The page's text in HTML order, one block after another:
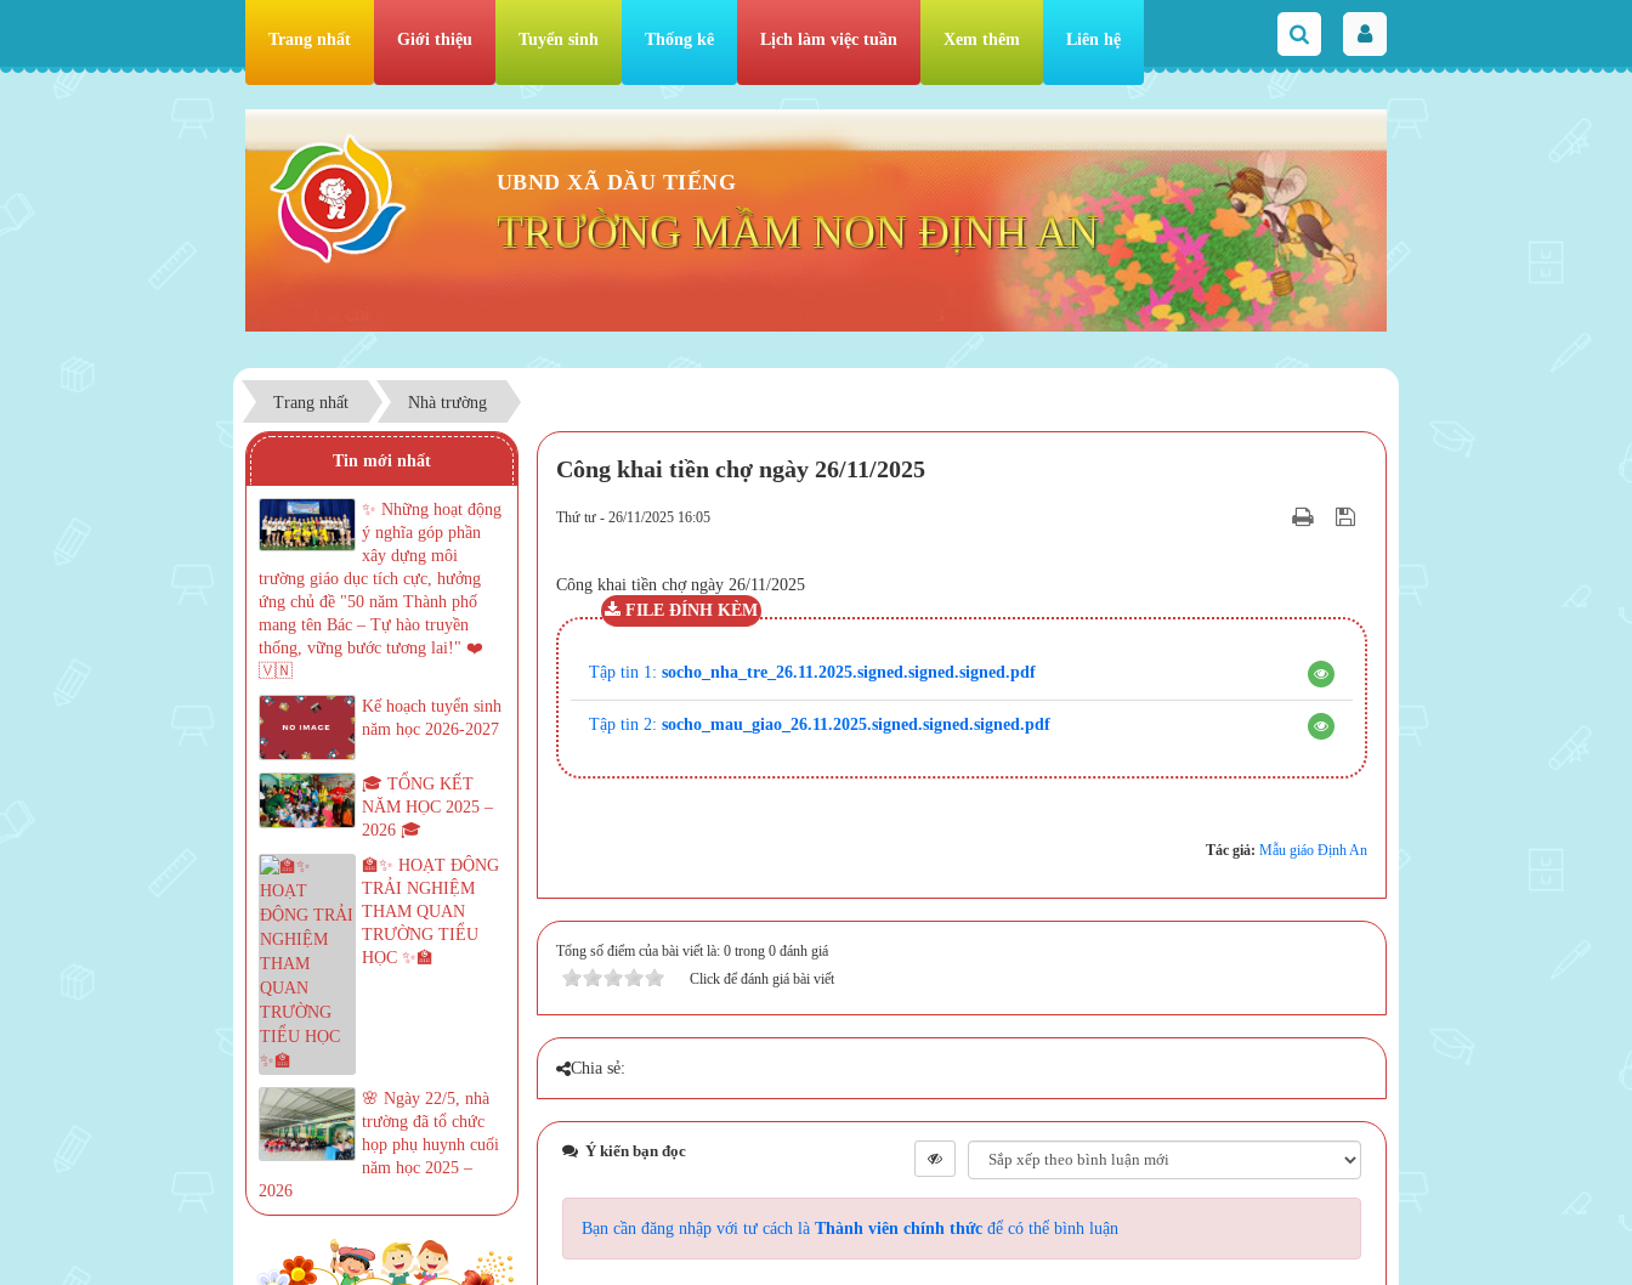
Trang nhất Giới thiệu Tuyển sinh Thống kê Lịch làm việc tuần Xem thêm Liên hệ
UBND XÃ DẦU TIẾNG
TRƯỜNG MẦM NON ĐỊNH AN
Trang nhất Nhà trường
Công khai tiền chợ ngày 26/11/2025
Thứ tư - 26/11/2025 16:05
Công khai tiền chợ ngày 26/11/2025
FILE ĐÍNH KÈM
Tập tin 1: socho_nha_tre_26.11.2025.signed.signed.signed.pdf
Tập tin 2: socho_mau_giao_26.11.2025.signed.signed.signed.pdf
Tác giả: Mẫu giáo Định An
Tổng số điểm của bài viết là: 0 trong 0 đánh giá
Click để đánh giá bài viết
Chia sẻ:
Ý kiến bạn đọc
Bạn cần đăng nhập với tư cách là Thành viên chính thức để có thể bình luận
Tin mới nhất
✨ Những hoạt động
ý nghĩa góp phần
xây dựng môi
trường giáo dục tích cực, hưởng
ứng chủ đề "50 năm Thành phố
mang tên Bác – Tự hào truyền
thống, vững bước tương lai!" ❤️
🇻🇳
Kế hoạch tuyển sinh
năm học 2026-2027
🎓 TỔNG KẾT
NĂM HỌC 2025 –
2026 🎓
🏫✨ HOẠT ĐỘNG
TRẢI NGHIỆM
THAM QUAN
TRƯỜNG TIỂU
HỌC ✨🏫
🌸 Ngày 22/5, nhà
trường đã tổ chức
họp phụ huynh cuối
năm học 2025 –
2026